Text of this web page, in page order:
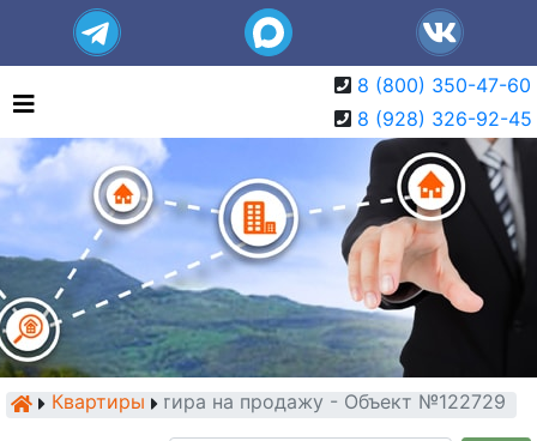
8 (800) 350-47-60
8 (928) 326-92-45
КвартирыКвартира на продажу - Объект №122729